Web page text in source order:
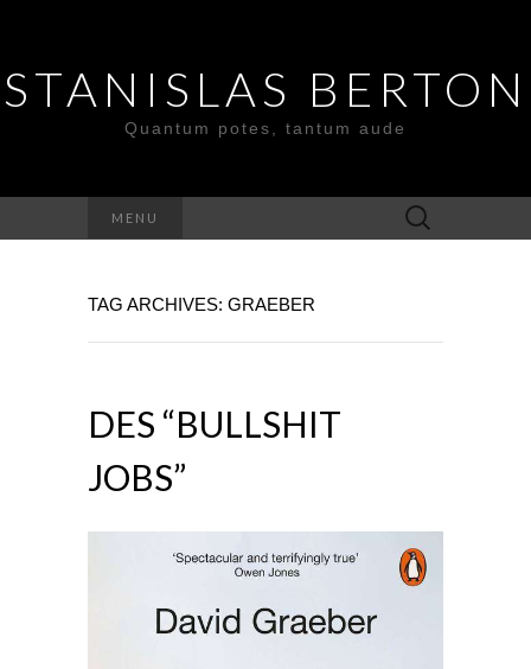
STANISLAS BERTON
Quantum potes, tantum aude
MENU
Search
for:
TAG ARCHIVES: GRAEBER
DES “BULLSHIT
JOBS”